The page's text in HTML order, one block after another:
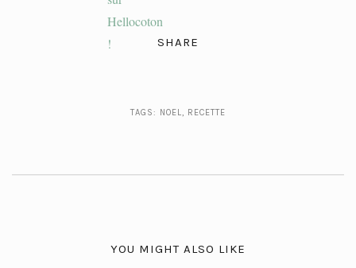
SHARE
TAGS: NOEL, RECETTE
YOU MIGHT ALSO LIKE